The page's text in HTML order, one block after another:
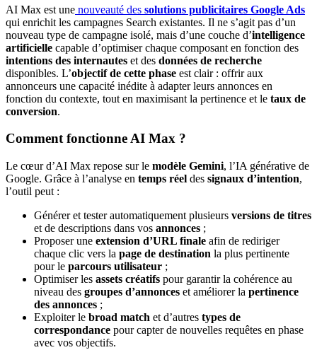
AI Max est une nouveauté des solutions publicitaires Google Ads
qui enrichit les campagnes Search existantes. Il ne s’agit pas d’un
nouveau type de campagne isolé, mais d’une couche d’intelligence
artificielle capable d’optimiser chaque composant en fonction des
intentions des internautes et des données de recherche
disponibles. L’objectif de cette phase est clair : offrir aux
annonceurs une capacité inédite à adapter leurs annonces en
fonction du contexte, tout en maximisant la pertinence et le taux de
conversion.
Comment fonctionne AI Max ?
Le cœur d’AI Max repose sur le modèle Gemini, l’IA générative de
Google. Grâce à l’analyse en temps réel des signaux d’intention,
l’outil peut :
Générer et tester automatiquement plusieurs versions de titres
et de descriptions dans vos annonces ;
Proposer une extension d’URL finale afin de rediriger
chaque clic vers la page de destination la plus pertinente
pour le parcours utilisateur ;
Optimiser les assets créatifs pour garantir la cohérence au
niveau des groupes d’annonces et améliorer la pertinence
des annonces ;
Exploiter le broad match et d’autres types de
correspondance pour capter de nouvelles requêtes en phase
avec vos objectifs.